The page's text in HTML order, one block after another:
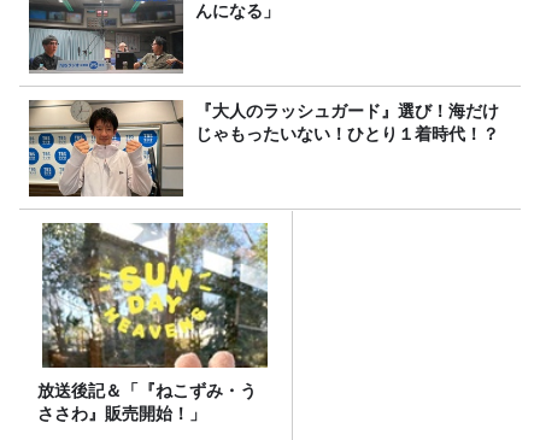
んになる」
『大人のラッシュガード』選び！海だけ
じゃもったいない！ひとり１着時代！？
放送後記＆「『ねこずみ・う
ささわ』販売開始！」